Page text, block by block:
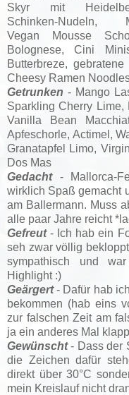
Skyr mit
Schinken-Nudeln,
Vegan Mousse
Bolognese, Cini
Butterbreze,
Cheesy Ramen
Getrunken - Mango
Sparkling Cherry Lime,
Vanilla Bean
Apfeschorle, Actimel,
Granatapfel Limo,
Dos Mas
Gedacht-
Mallorca-
wirklich Spaß gemacht
am Ballermann. Muss
alle paar Jahre reicht
Gefreut- Ich hab ein
seh zwar völlig
sympathisch und
Highlight :)
Geärgert- Dafür hab
bekommen (hab eins
zur falschen Zeit am
ja ein anderes Mal
Gewünscht- Dass der
die Zeichen dafür
direkt über 30°C
mein Kreislauf nicht